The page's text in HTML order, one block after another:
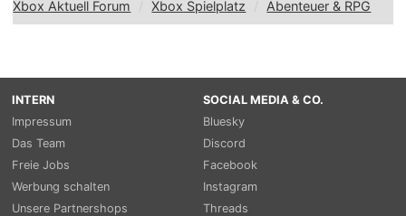
Xbox Aktuell Forum Xbox Spielplatz Abenteuer & RPG
INTERN
Impressum
Das Team
Freie Jobs
Werbung schalten
Unsere Partnershops
SOCIAL MEDIA & CO.
Bluesky
Discord
Facebook
Instagram
Threads